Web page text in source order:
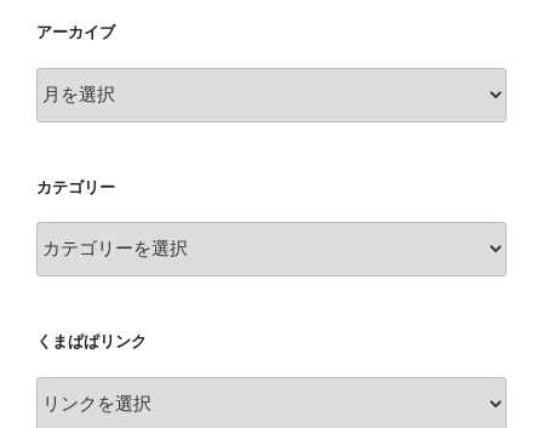
アーカイブ
ー
ブ
カテゴリー
テ
ー
くまぱぱリンク